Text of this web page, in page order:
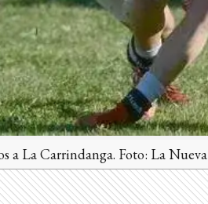
a La Carrindanga. Foto: La Nueva